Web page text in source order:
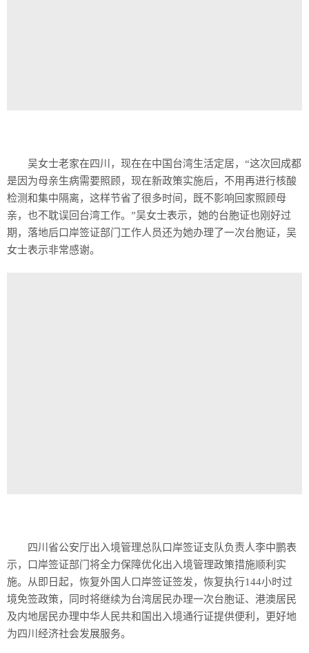
吴女士老家在四川，现在在中国台湾生活定居，“这次回成都
是因为母亲生病需要照顾，现在新政策实施后，不用再进行核酸
检测和集中隔离，这样节省了很多时间，既不影响回家照顾母
亲，也不耽误回台湾工作。”吴女士表示，她的台胞证也刚好过
期，落地后口岸签证部门工作人员还为她办理了一次台胞证，吴
女士表示非常感谢。
四川省公安厅出入境管理总队口岸签证支队负责人李中鹏表
示，口岸签证部门将全力保障优化出入境管理政策措施顺利实
施。从即日起，恢复外国人口岸签证签发，恢复执行144小时过
境免签政策，同时将继续为台湾居民办理一次台胞证、港澳居民
及内地居民办理中华人民共和国出入境通行证提供便利，更好地
为四川经济社会发展服务。